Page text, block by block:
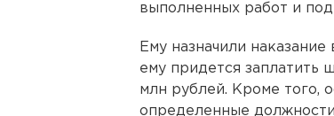
выполненных работ и
Ему назначили
ему придется заплатить
млн рублей. Кроме того,
определенные должности